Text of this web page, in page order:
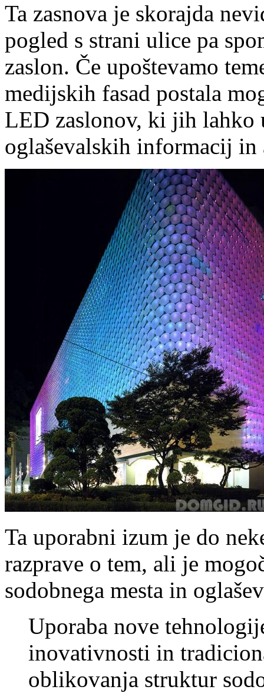
Ta zasnova je skorajda
pogled s strani ulice pa
zaslon. Če upoštevamo
medijskih fasad postala
LED zaslonov, ki jih lahko
oglaševalskih informacij
Ta uporabni izum je do
razprave o tem, ali je
sodobnega mesta in
Uporaba nove
inovativnosti in
oblikovanja struktur